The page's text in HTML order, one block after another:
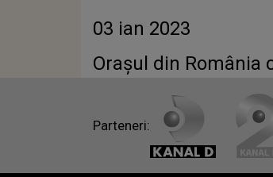
03 ian 2023
Orașul din România
Parteneri: